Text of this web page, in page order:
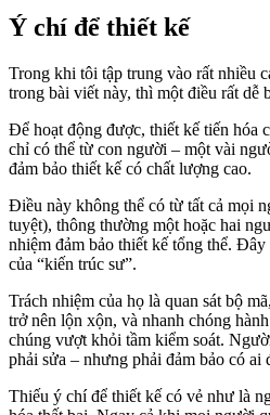
Ý chí để thiết kế
Trong khi tôi tập trung vào rất nhiều
trong bài viết này, thì một điều rất dễ
Để hoạt động được, thiết kế tiến hóa
chỉ có thể từ con người – một vài
đảm bảo thiết kế có chất lượng cao.
Điều này không thể có từ tất cả mọi
tuyệt), thông thường một hoặc hai
nhiệm đảm bảo thiết kế tổng thể.
của “kiến trúc sư”.
Trách nhiệm của họ là quan sát bộ
trở nên lộn xộn, và nhanh chóng
chúng vượt khỏi tầm kiểm soát.
phải sửa – nhưng phải đảm bảo có ai
Thiếu ý chí để thiết kế có vẻ như là